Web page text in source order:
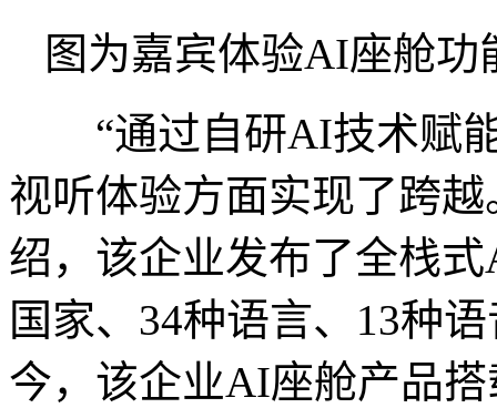
图为嘉宾体验AI座舱功
“通过自研AI技术赋能
视听体验方面实现了跨
绍，该企业发布了全栈
国家、34种语言、13种
今，该企业AI座舱产品